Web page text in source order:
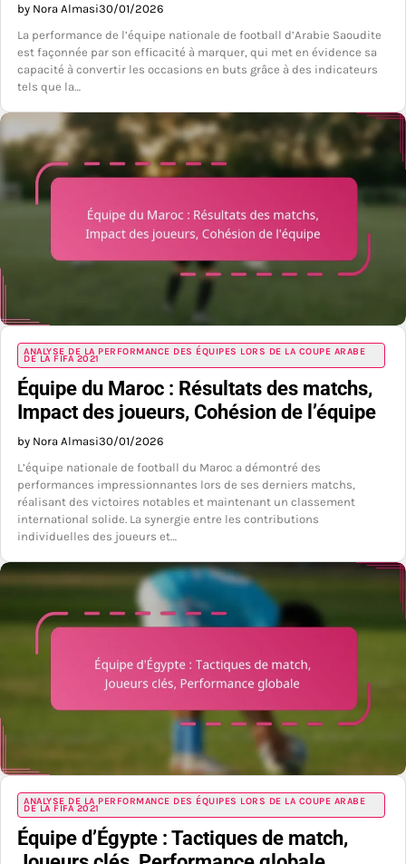
by Nora Almasi30/01/2026
La performance de l’équipe nationale de football d’Arabie Saoudite
est façonnée par son efficacité à marquer, qui met en évidence sa
capacité à convertir les occasions en buts grâce à des indicateurs
tels que la…
ANALYSE DE LA PERFORMANCE DES ÉQUIPES LORS DE LA COUPE ARABE
DE LA FIFA 2021
Équipe du Maroc : Résultats des matchs,
Impact des joueurs, Cohésion de l’équipe
by Nora Almasi30/01/2026
L’équipe nationale de football du Maroc a démontré des
performances impressionnantes lors de ses derniers matchs,
réalisant des victoires notables et maintenant un classement
international solide. La synergie entre les contributions
individuelles des joueurs et…
ANALYSE DE LA PERFORMANCE DES ÉQUIPES LORS DE LA COUPE ARABE
DE LA FIFA 2021
Équipe d’Égypte : Tactiques de match,